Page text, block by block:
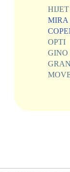
HIJET
MIRA
OPTI
GINO